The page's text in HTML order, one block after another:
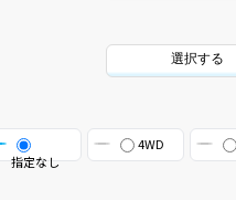
選択する
指定なし
4WD